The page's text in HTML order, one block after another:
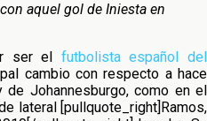
aquel gol de Iniesta en
ser el futbolista español del
cambio con respecto a hace
de Johannesburgo, como en el
lateral [pullquote_right]Ramos,